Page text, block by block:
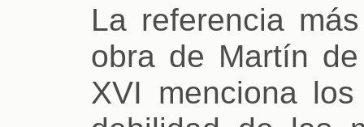
La referencia
obra de Martín
XVI menciona